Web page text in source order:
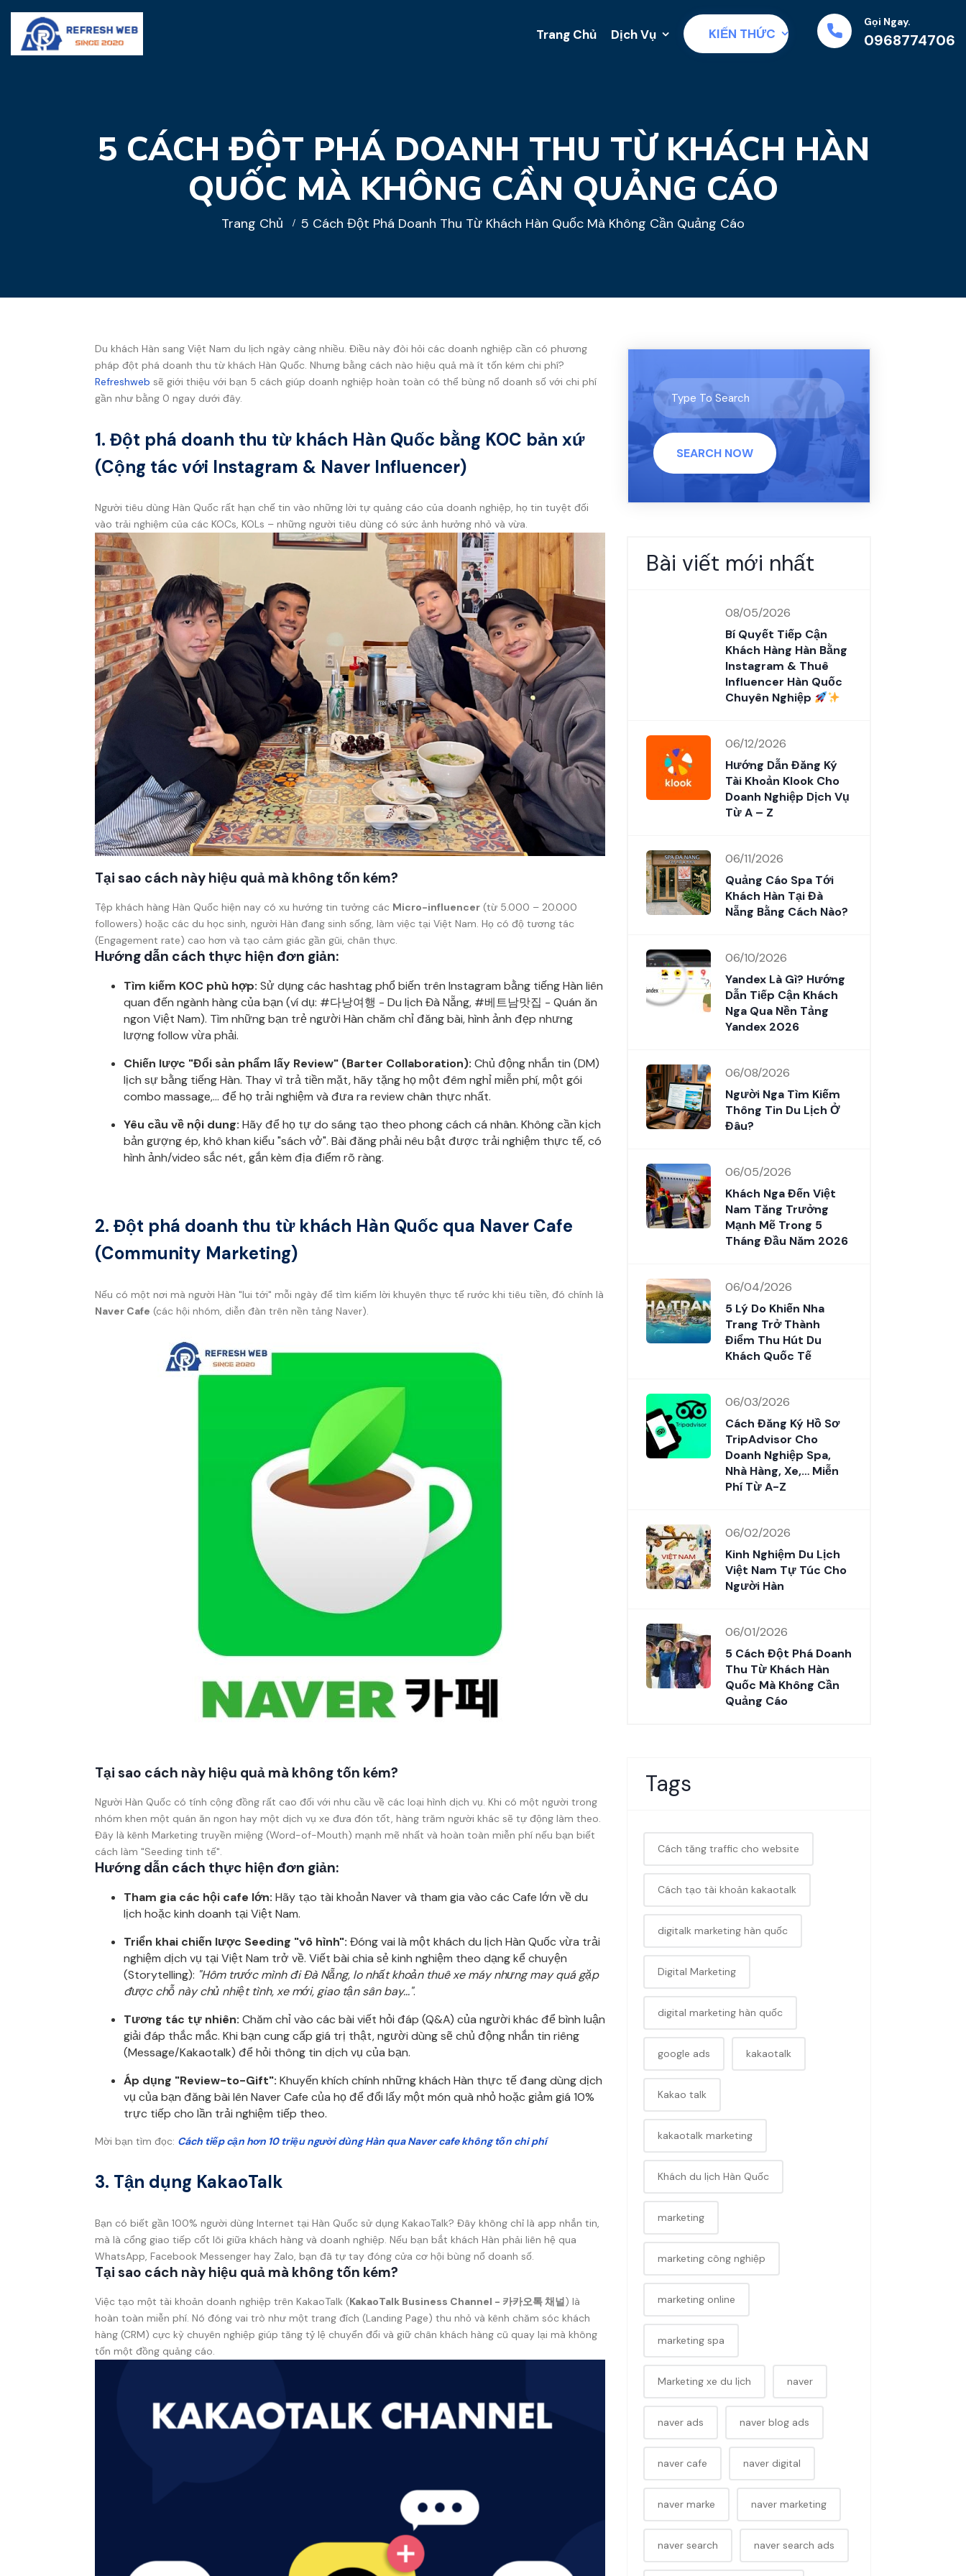
Trang Chủ Dịch Vụ KIẾN THỨC
Gọi Ngay.
0968774706
5 CÁCH ĐỘT PHÁ DOANH THU TỪ KHÁCH HÀN
QUỐC MÀ KHÔNG CẦN QUẢNG CÁO
Trang Chủ 5 Cách Đột Phá Doanh Thu Từ Khách Hàn Quốc Mà Không Cần Quảng Cáo
Du khách Hàn sang Việt Nam du lịch ngày càng nhiều. Điều này đòi hỏi các doanh nghiệp cần có phương
pháp đột phá doanh thu từ khách Hàn Quốc. Nhưng bằng cách nào hiệu quả mà ít tốn kém chi phí?
Refreshweb sẽ giới thiệu với bạn 5 cách giúp doanh nghiệp hoàn toàn có thể bùng nổ doanh số với chi phí
gần như bằng 0 ngay dưới đây.
1. Đột phá doanh thu từ khách Hàn Quốc bằng KOC bản xứ
(Cộng tác với Instagram & Naver Influencer)
Người tiêu dùng Hàn Quốc rất hạn chế tin vào những lời tự quảng cáo của doanh nghiệp, họ tin tuyệt đối
vào trải nghiệm của các KOCs, KOLs – những người tiêu dùng có sức ảnh hưởng nhỏ và vừa.
Tại sao cách này hiệu quả mà không tốn kém?
Tệp khách hàng Hàn Quốc hiện nay có xu hướng tin tưởng các Micro-influencer (từ 5.000 – 20.000
followers) hoặc các du học sinh, người Hàn đang sinh sống, làm việc tại Việt Nam. Họ có độ tương tác
(Engagement rate) cao hơn và tạo cảm giác gần gũi, chân thực.
Hướng dẫn cách thực hiện đơn giản:
Tìm kiếm KOC phù hợp: Sử dụng các hashtag phổ biến trên Instagram bằng tiếng Hàn liên
quan đến ngành hàng của bạn (ví dụ: #다낭여행 - Du lịch Đà Nẵng, #베트남맛집 - Quán ăn
ngon Việt Nam). Tìm những bạn trẻ người Hàn chăm chỉ đăng bài, hình ảnh đẹp nhưng
lượng follow vừa phải.
Chiến lược "Đổi sản phẩm lấy Review" (Barter Collaboration): Chủ động nhắn tin (DM)
lịch sự bằng tiếng Hàn. Thay vì trả tiền mặt, hãy tặng họ một đêm nghỉ miễn phí, một gói
combo massage,... để họ trải nghiệm và đưa ra review chân thực nhất.
Yêu cầu về nội dung: Hãy để họ tự do sáng tạo theo phong cách cá nhân. Không cần kịch
bản gượng ép, khô khan kiểu "sách vở". Bài đăng phải nêu bật được trải nghiệm thực tế, có
hình ảnh/video sắc nét, gắn kèm địa điểm rõ ràng.
2. Đột phá doanh thu từ khách Hàn Quốc qua Naver Cafe
(Community Marketing)
Nếu có một nơi mà người Hàn "lui tới" mỗi ngày để tìm kiếm lời khuyên thực tế rước khi tiêu tiền, đó chính là
Naver Cafe (các hội nhóm, diễn đàn trên nền tảng Naver).
Tại sao cách này hiệu quả mà không tốn kém?
Người Hàn Quốc có tính cộng đồng rất cao đối với nhu cầu về các loại hình dịch vụ. Khi có một người trong
nhóm khen một quán ăn ngon hay một dịch vụ xe đưa đón tốt, hàng trăm người khác sẽ tự động làm theo.
Đây là kênh Marketing truyền miệng (Word-of-Mouth) mạnh mẽ nhất và hoàn toàn miễn phí nếu bạn biết
cách làm "Seeding tinh tế".
Hướng dẫn cách thực hiện đơn giản:
Tham gia các hội cafe lớn: Hãy tạo tài khoản Naver và tham gia vào các Cafe lớn về du
lịch hoặc kinh doanh tại Việt Nam.
Triển khai chiến lược Seeding "vô hình": Đóng vai là một khách du lịch Hàn Quốc vừa trải
nghiệm dịch vụ tại Việt Nam trở về. Viết bài chia sẻ kinh nghiệm theo dạng kể chuyện
(Storytelling): "Hôm trước mình đi Đà Nẵng, lo nhất khoản thuê xe máy nhưng may quá gặp
được chỗ này chủ nhiệt tình, xe mới, giao tận sân bay...".
Tương tác tự nhiên: Chăm chỉ vào các bài viết hỏi đáp (Q&A) của người khác để bình luận
giải đáp thắc mắc. Khi bạn cung cấp giá trị thật, người dùng sẽ chủ động nhắn tin riêng
(Message/Kakaotalk) để hỏi thông tin dịch vụ của bạn.
Áp dụng "Review-to-Gift": Khuyến khích chính những khách Hàn thực tế đang dùng dịch
vụ của bạn đăng bài lên Naver Cafe của họ để đổi lấy một món quà nhỏ hoặc giảm giá 10%
trực tiếp cho lần trải nghiệm tiếp theo.
Mời bạn tìm đọc: Cách tiếp cận hơn 10 triệu người dùng Hàn qua Naver cafe không tốn chi phí
3. Tận dụng KakaoTalk
Bạn có biết gần 100% người dùng Internet tại Hàn Quốc sử dụng KakaoTalk? Đây không chỉ là app nhắn tin,
mà là cổng giao tiếp cốt lõi giữa khách hàng và doanh nghiệp. Nếu bạn bắt khách Hàn phải liên hệ qua
WhatsApp, Facebook Messenger hay Zalo, bạn đã tự tay đóng cửa cơ hội bùng nổ doanh số.
Tại sao cách này hiệu quả mà không tốn kém?
Việc tạo một tài khoản doanh nghiệp trên KakaoTalk (KakaoTalk Business Channel - 카카오톡 채널) là
hoàn toàn miễn phí. Nó đóng vai trò như một trang đích (Landing Page) thu nhỏ và kênh chăm sóc khách
hàng (CRM) cực kỳ chuyên nghiệp giúp tăng tỷ lệ chuyển đổi và giữ chân khách hàng cũ quay lại mà không
tốn một đồng quảng cáo.
SEARCH NOW
Bài viết mới nhất
08/05/2026
Bí Quyết Tiếp Cận
Khách Hàng Hàn Bằng
Instagram & Thuê
Influencer Hàn Quốc
Chuyên Nghiệp
06/12/2026
Hướng Dẫn Đăng Ký
Tài Khoản Klook Cho
Doanh Nghiệp Dịch Vụ
Từ A – Z
06/11/2026
Quảng Cáo Spa Tới
Khách Hàn Tại Đà
Nẵng Bằng Cách Nào?
06/10/2026
Yandex Là Gì? Hướng
Dẫn Tiếp Cận Khách
Nga Qua Nền Tảng
Yandex 2026
06/08/2026
Người Nga Tìm Kiếm
Thông Tin Du Lịch Ở
Đâu?
06/05/2026
Khách Nga Đến Việt
Nam Tăng Trưởng
Mạnh Mẽ Trong 5
Tháng Đầu Năm 2026
06/04/2026
5 Lý Do Khiến Nha
Trang Trở Thành
Điểm Thu Hút Du
Khách Quốc Tế
06/03/2026
Cách Đăng Ký Hồ Sơ
TripAdvisor Cho
Doanh Nghiệp Spa,
Nhà Hàng, Xe,… Miễn
Phí Từ A-Z
06/02/2026
Kinh Nghiệm Du Lịch
Việt Nam Tự Túc Cho
Người Hàn
06/01/2026
5 Cách Đột Phá Doanh
Thu Từ Khách Hàn
Quốc Mà Không Cần
Quảng Cáo
Tags
Cách tăng traffic cho website
Cách tạo tài khoản kakaotalk
digitalk marketing hàn quốc
Digital Marketing
digital marketing hàn quốc
google ads kakaotalk
Kakao talk
kakaotalk marketing
Khách du lịch Hàn Quốc
marketing
marketing công nghiệp
marketing online
marketing spa
Marketing xe du lịch naver
naver ads naver blog ads
naver cafe naver digital
naver marke naver marketing
naver search naver search ads